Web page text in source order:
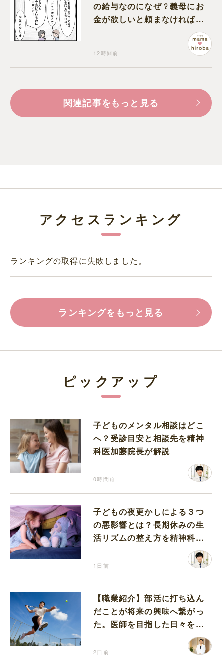
の給与なのになぜ？義母にお
金が欲しいと頼まなければな
12時間前
関連記事をもっと見る
アクセスランキング
ランキングの取得に失敗しました。
ランキングをもっと見る
ピックアップ
子どものメンタル相談はどこ
へ？受診目安と相談先を精神
科医加藤院長が解説
0時間前
子どもの夜更かしによる３つ
の悪影響とは？長期休みの生
活リズムの整え方を精神科医
1日前
【職業紹介】部活に打ち込ん
だことが将来の興味へ繋がっ
た。医師を目指した日々を振
2日前